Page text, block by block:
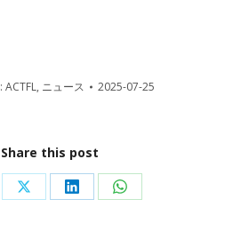
ACTFL, ニュース 2025-07-25
Share this post
Share Share Share